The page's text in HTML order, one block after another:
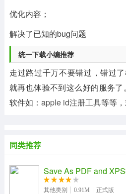
优化内容；
解决了已知的bug问题
统一下载小编推荐
走过路过千万不要错过，错过
就再也体验不到这么好的服务
软件如： apple id注册工具等等
同类推荐
Save As PDF and
其他类别 0.91M 正式版